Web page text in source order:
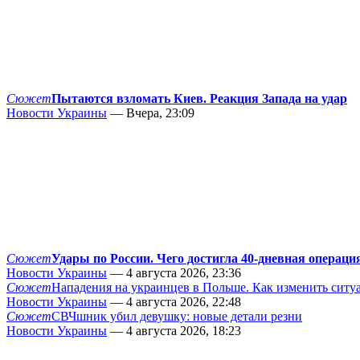
СюжетПытаются взломать Киев. Реакция Запада на удар
Новости Украины — Вчера, 23:09
СюжетУдары по России. Чего достигла 40-дневная
Новости Украины — 4 августа 2026, 23:36
СюжетНападения на украинцев в Польше. Как изменить
Новости Украины — 4 августа 2026, 22:48
СюжетСВЧшник убил девушку: новые детали резни
Новости Украины — 4 августа 2026, 18:23